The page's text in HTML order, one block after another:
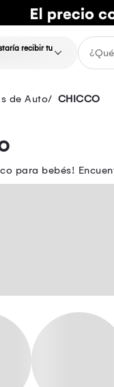
recibir tu
de Auto CHICCO
para bebés!